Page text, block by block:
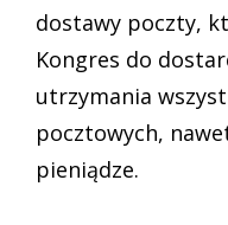
dostawy poczty,
Kongres do
utrzymania
pocztowych,
pieniądze.